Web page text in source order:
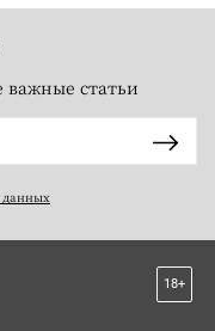
статьи
данных
18+